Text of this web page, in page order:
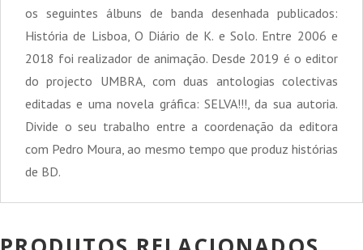
os seguintes álbuns de banda desenhada publicados:
História de Lisboa, O Diário de K. e Solo. Entre 2006 e
2018 foi realizador de animação. Desde 2019 é o editor
do projecto UMBRA, com duas antologias colectivas
editadas e uma novela gráfica: SELVA!!!, da sua autoria.
Divide o seu trabalho entre a coordenação da editora
com Pedro Moura, ao mesmo tempo que produz histórias
de BD.